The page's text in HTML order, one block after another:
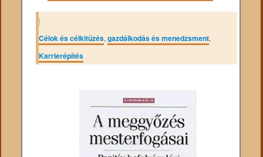
|
Célok és célkitűzés,gazdálkodás és menedzsment,
Karrierépítés